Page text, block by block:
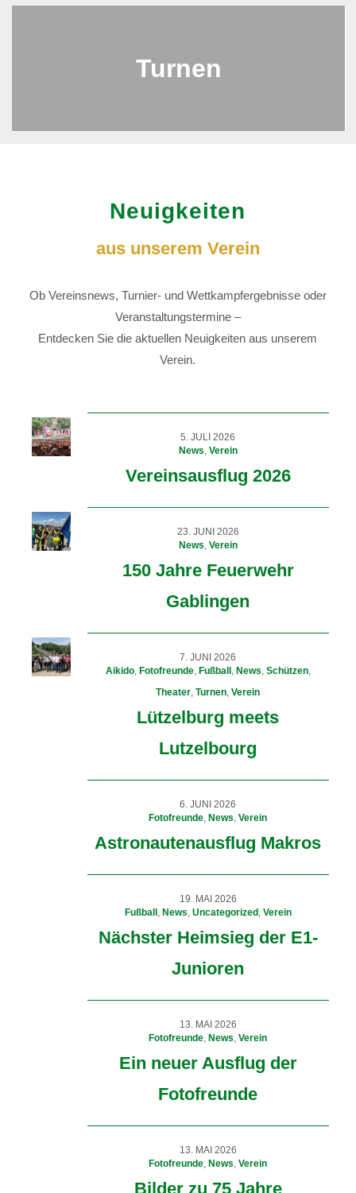
Turnen
Neuigkeiten
aus unserem Verein
Ob Vereinsnews, Turnier- und Wettkampfergebnisse oder
Veranstaltungstermine –
Entdecken Sie die aktuellen Neuigkeiten aus unserem
Verein.
5. JULI 2026
News Verein
Vereinsausflug 2026
23. JUNI 2026
News Verein
150 Jahre Feuerwehr
Gablingen
7. JUNI 2026
Aikido, Fotofreunde, Fußball, News Schützen,
Theater ,Turnen ,Verein
Lützelburg meets
Lutzelbourg
6. JUNI 2026
Fotofreunde ,News ,Verein
Astronautenausflug Makros
19. MAI 2026
Fußball, News Uncategorized, Verein
Nächster Heimsieg der E1-
Junioren
13. MAI 2026
Fotofreunde ,News ,Verein
Ein neuer Ausflug der
Fotofreunde
13. MAI 2026
Fotofreunde ,News ,Verein
Bilder zu 75 Jahre